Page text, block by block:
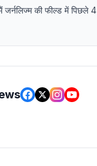
की फील्ड में पिछले